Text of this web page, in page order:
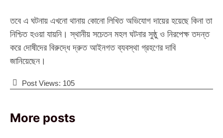
‎​তবে এ ঘটনায় এখনো থানায় কোনো লিখিত অভিযোগ দায়ের হয়েছে কিনা তা
নিশ্চিত হওয়া যায়নি। স্থানীয় সচেতন মহল ঘটনার সুষ্ঠু ও নিরপেক্ষ তদন্ত
করে দোষীদের বিরুদ্ধে দ্রুত আইনগত ব্যবস্থা গ্রহণের দাবি
জানিয়েছেন।
Post Views: 105
More posts